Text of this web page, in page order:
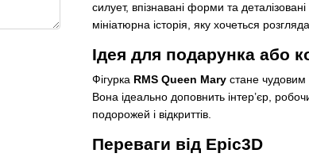
силует, впізнавані форми та
мініатюрна історія, яку хочеться
Ідея для подарунка або
Фігурка RMS Queen Maryстане чудовим
Вона ідеально доповнить інтер’єр,
подорожей і відкриттів.
Переваги від Epic3D